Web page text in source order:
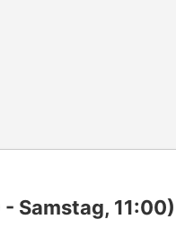
Samstag, 11:00)